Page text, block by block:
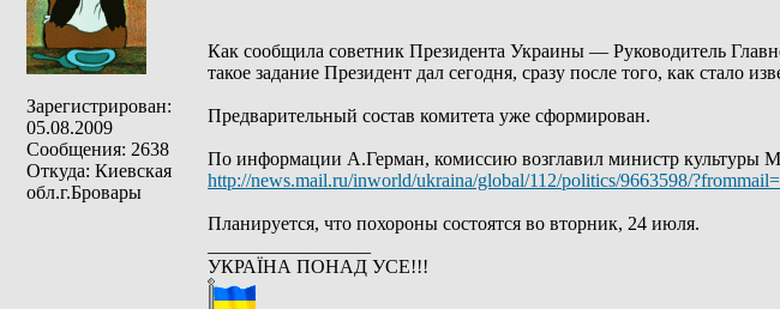
Зарегистрирован:
05.08.2009
Сообщения: 2638
Откуда: Киевская
обл.г.Бровары
Как сообщила советник Президента Украины — Руководитель
такое задание Президент дал сегодня, сразу после того, как стало
Предварительный состав комитета уже сформирован.
По информации А.Герман, комиссию возглавил министр культуры
http://news.mail.ru/inworld/ukraina/global/112/politics/9663598/
Планируется, что похороны состоятся во вторник, 24 июля.
УКРАЇНА ПОНАД УСЕ!!!